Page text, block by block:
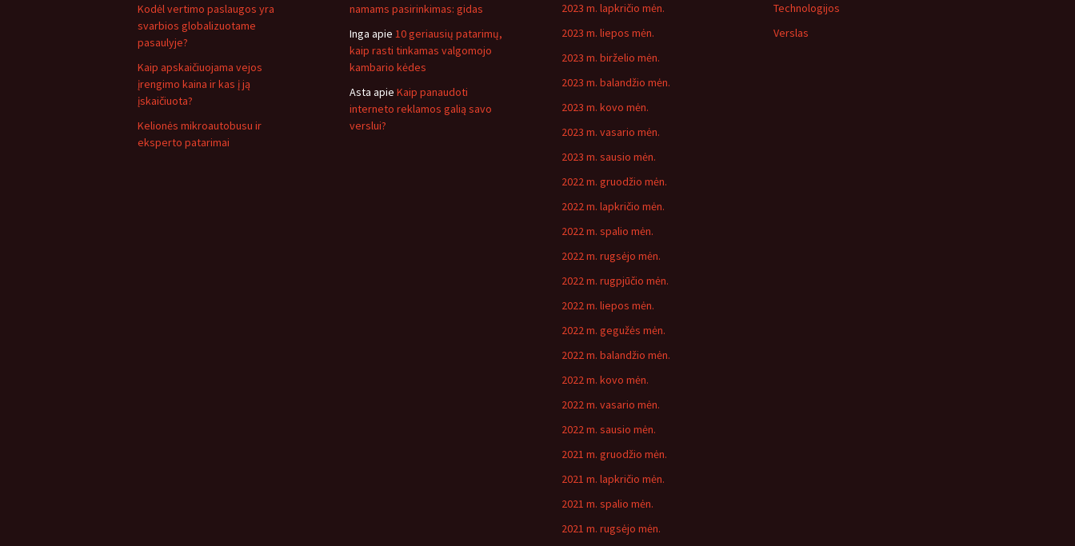
Kodėl vertimo paslaugos yra
svarbios globalizuotame
pasaulyje?
Kaip apskaičiuojama vejos
įrengimo kaina ir kas į ją
įskaičiuota?
Kelionės mikroautobusu ir
eksperto patarimai
namams pasirinkimas: gidas
Inga apie 10 geriausių patarimų,
kaip rasti tinkamas valgomojo
kambario kėdes
Asta apie Kaip panaudoti
interneto reklamos galią savo
verslui?
2023 m. lapkričio mėn.
2023 m. liepos mėn.
2023 m. birželio mėn.
2023 m. balandžio mėn.
2023 m. kovo mėn.
2023 m. vasario mėn.
2023 m. sausio mėn.
2022 m. gruodžio mėn.
2022 m. lapkričio mėn.
2022 m. spalio mėn.
2022 m. rugsėjo mėn.
2022 m. rugpjūčio mėn.
2022 m. liepos mėn.
2022 m. gegužės mėn.
2022 m. balandžio mėn.
2022 m. kovo mėn.
2022 m. vasario mėn.
2022 m. sausio mėn.
2021 m. gruodžio mėn.
2021 m. lapkričio mėn.
2021 m. spalio mėn.
2021 m. rugsėjo mėn.
Technologijos
Verslas